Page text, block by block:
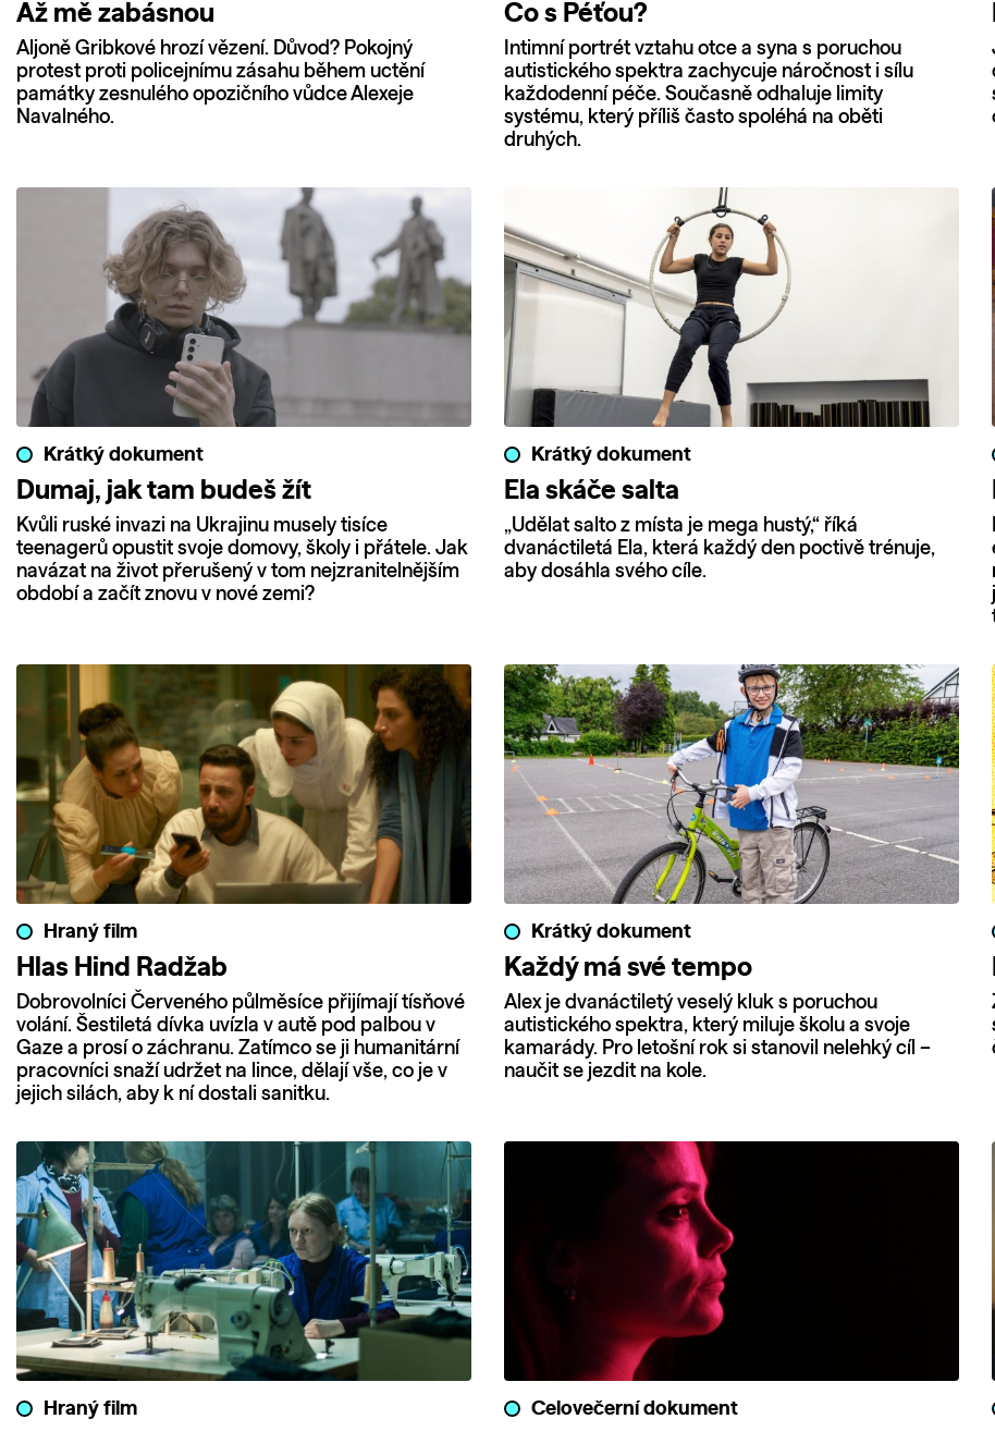
Až mě zabásnou
Aljoně Gribkové hrozí vězení. Důvod? Pokojný
protest proti policejnímu zásahu během uctění
památky zesnulého opozičního vůdce Alexeje
Navalného.
Co s Péťou?
Intimní portrét vztahu otce a syna s poruchou
autistického spektra zachycuje náročnost i sílu
každodenní péče. Současně odhaluje limity
systému, který příliš často spoléhá na oběti
druhých.
Krátký dokument
Dumaj, jak tam budeš žít
Kvůli ruské invazi na Ukrajinu musely tisíce
teenagerů opustit svoje domovy, školy i přátele. Jak
navázat na život přerušený v tom nejzranitelnějším
období a začít znovu v nové zemi?
Krátký dokument
Ela skáče salta
„Udělat salto z místa je mega hustý,“ říká
dvanáctiletá Ela, která každý den poctivě trénuje,
aby dosáhla svého cíle.
Hraný film
Hlas Hind Radžab
Dobrovolníci Červeného půlměsíce přijímají tísňové
volání. Šestiletá dívka uvízla v autě pod palbou v
Gaze a prosí o záchranu. Zatímco se ji humanitární
pracovníci snaží udržet na lince, dělají vše, co je v
jejich silách, aby k ní dostali sanitku.
Krátký dokument
Každý má své tempo
Alex je dvanáctiletý veselý kluk s poruchou
autistického spektra, který miluje školu a svoje
kamarády. Pro letošní rok si stanovil nelehký cíl –
naučit se jezdit na kole.
Hraný film Celovečerní dokument